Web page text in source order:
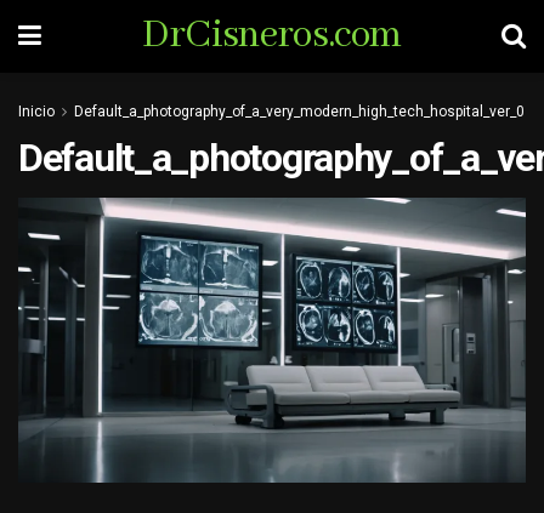
DrCisneros.com
Inicio Default_a_photography_of_a_very_modern_high_tech_hospital_ver_0